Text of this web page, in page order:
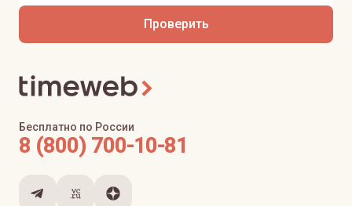
Проверить
Бесплатно по России
8 (800) 700-10-81